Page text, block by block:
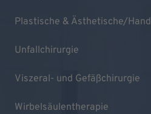
Plastische & Ästhetische/
Unfallchirurgie
Viszeral- und Gefäßchirurgie
Wirbelsäulentherapie